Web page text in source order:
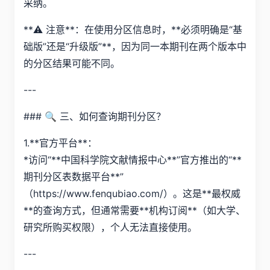
采纳。
**⚠️ 注意**：在使用分区信息时，**必须明确是“基
础版”还是“升级版”**，因为同一本期刊在两个版本中
的分区结果可能不同。
---
### 🔍 三、如何查询期刊分区？
1.**官方平台**：
*访问“**中国科学院文献情报中心**”官方推出的“**
期刊分区表数据平台**”
（https://www.fenqubiao.com/）。这是**最权威
**的查询方式，但通常需要**机构订阅**（如大学、
研究所购买权限），个人无法直接使用。
---